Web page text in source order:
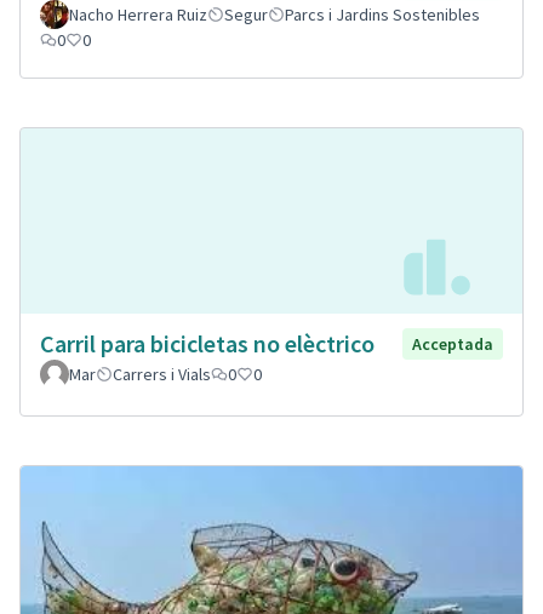
Nacho Herrera Ruiz
Segur
Parcs i Jardins Sostenibles
0
0
Carril para bicicletas no elèctrico
Acceptada
Mar
Carrers i Vials 0 0